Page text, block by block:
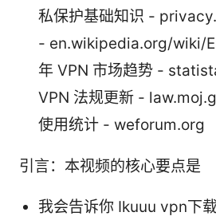
私保护基础知识 -
- en.wikipedia.org/wiki/
年 VPN 市场趋势 -
VPN 法规更新 -
使用统计 - weforum.org
引言：本视频的核心要点是
我会告诉你 Ikuuu vpn下